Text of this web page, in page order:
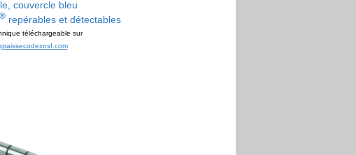
couvercle bleu
repérables et détectables
téléchargeable sur